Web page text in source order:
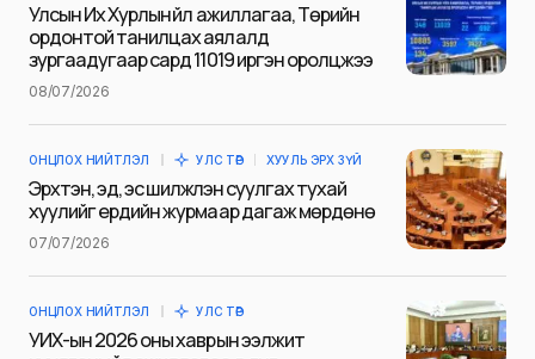
тэмдэглэсэн
Сэтгэгдэл*
Name
Улсын Их Хурлын үйл ажиллагаа, Төрийн
ордонтой танилцах аялалд
зургаадугаар сард 11019 иргэн оролцжээ
08/07/2026
ОНЦЛОХ НИЙТЛЭЛ УЛС ТӨР ХУУЛЬ ЭРХ ЗҮЙ
Эрхтэн, эд, эс шилжүүлэн суулгах тухай
хуулийг ердийн журмаар дагаж мөрдөнө
07/07/2026
ОНЦЛОХ НИЙТЛЭЛ УЛС ТӨР
УИХ-ын 2026 оны хаврын ээлжит